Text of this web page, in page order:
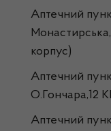
Аптечний
корпус)
Аптечний
О.Гончара,12
Аптечний